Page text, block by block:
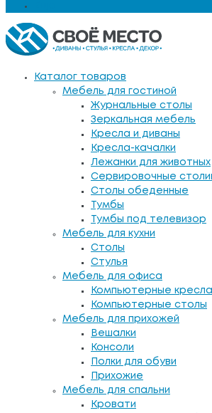
Каталог товаров
Мебель для гостиной
Журнальные столы
Зеркальная мебель
Кресла и диваны
Кресла-качалки
Лежанки для животных
Сервировочные
Столы обеденные
Тумбы
Тумбы под телевизор
Мебель для кухни
Столы
Стулья
Мебель для офиса
Компьютерные кресла
Компьютерные столы
Мебель для прихожей
Вешалки
Консоли
Полки для обуви
Прихожие
Мебель для спальни
Кровати